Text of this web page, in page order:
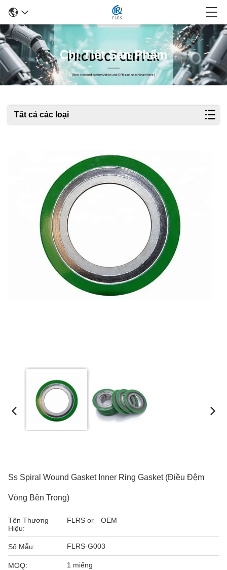
Chi Tiết Sản Phẩm
Tất cả các loại
Ss Spiral Wound Gasket Inner Ring Gasket (Điều Đệm
Vòng Bên Trong)
Tên Thương
Hiệu:
FLRS or OEM
Số Mẫu: FLRS-G003
MOQ: 1 miếng